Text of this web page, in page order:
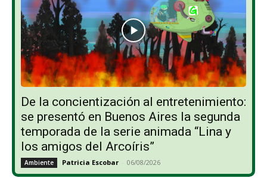
De la concientización al entretenimiento:
se presentó en Buenos Aires la segunda
temporada de la serie animada “Lina y
los amigos del Arcoíris”
Ambiente Patricia Escobar - 06/08/2026